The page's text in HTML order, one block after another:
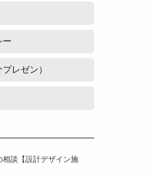
ー
レゼン）
談【設計デザイン施工】